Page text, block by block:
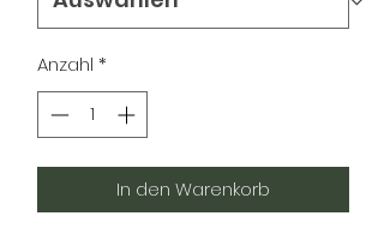
Anzahl *
In den Warenkorb